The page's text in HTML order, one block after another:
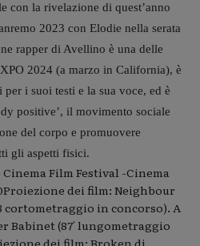
con la rivelazione di quest’anno
2023 con Elodie nella serata
rapper di Avellino è una delle
2024 (a marzo in California), è
i suoi testi e la sua voce, ed è
positive’, il movimento sociale
del corpo e promuovere
gli aspetti fisici.
Film Festival -Cinema
dei film: Neighbour
cortometraggio in concorso). A
Babinet (87′ lungometraggio
dei film: Broken di